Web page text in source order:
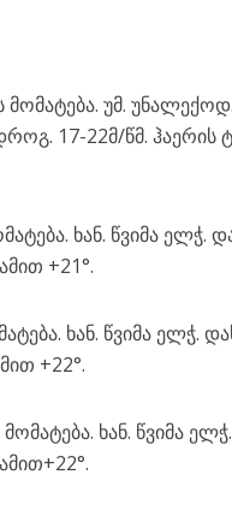
უმ.
17-22მ/წმ. ჰაერის
ხან. წვიმა ელჭ.
+21°.
ხან. წვიმა ელჭ.
+22°.
ხან. წვიმა